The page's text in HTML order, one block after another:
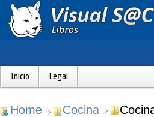
Inicio Legal
Home Cocina